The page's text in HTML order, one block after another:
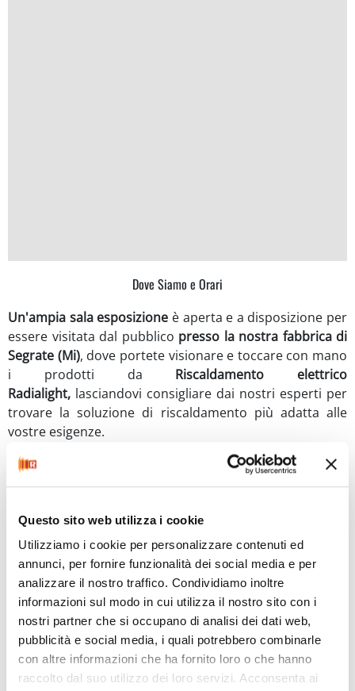
Questo sito web utilizza i cookie
Utilizziamo i cookie per personalizzare contenuti ed
annunci, per fornire funzionalità dei social media e per
analizzare il nostro traffico. Condividiamo inoltre
informazioni sul modo in cui utilizza il nostro sito con i
nostri partner che si occupano di analisi dei dati web,
pubblicità e social media, i quali potrebbero combinarle
con altre informazioni che ha fornito loro o che hanno
raccolto dal suo utilizzo dei loro servizi. Acconsenta ai
Dove Siamo e Orari
Un'ampia sala esposizione è aperta e a disposizione per
essere visitata dal pubblico presso la nostra fabbrica di
Segrate (Mi), dove portete visionare e toccare con mano
i prodotti da Riscaldamento elettrico
Radialight, lasciandovi consigliare dai nostri esperti per
trovare la soluzione di riscaldamento più adatta alle
vostre esigenze.
Siamo aperti dal
Lunedì al Venerdi dalle 08:30 alle 12:00
e dalle 13:00 alle 16:30. Si consiglia ditelefonare allo